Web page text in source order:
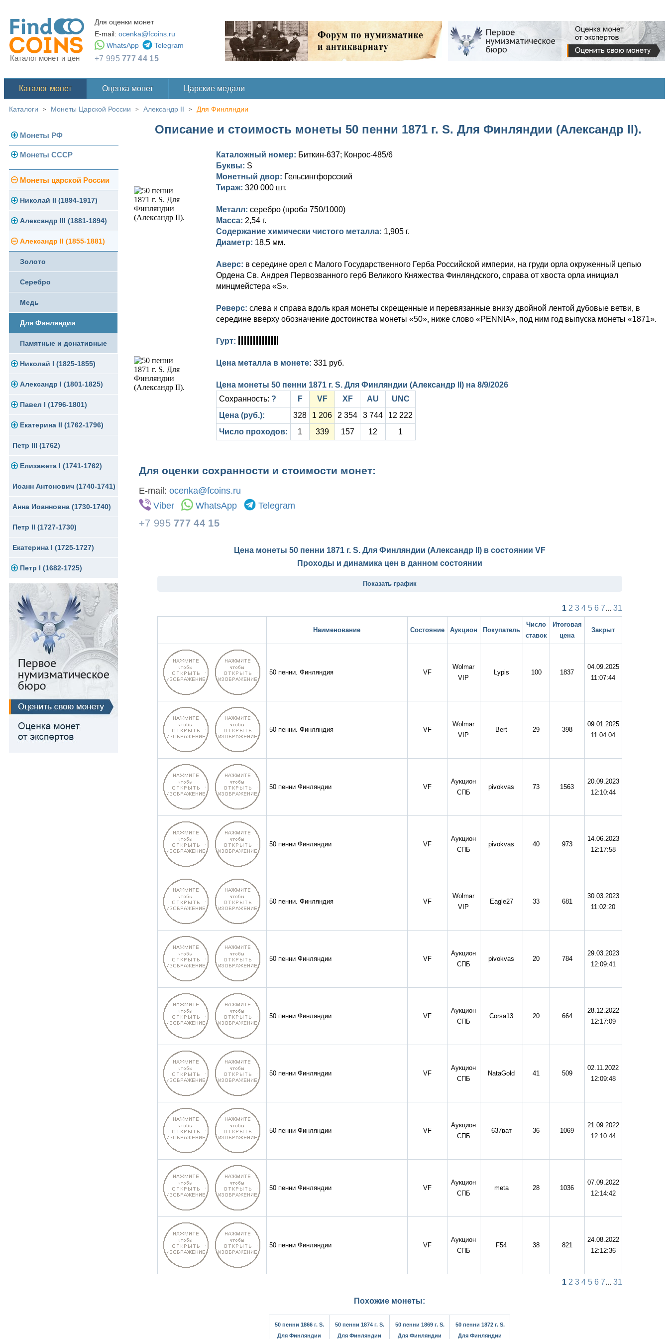
Каталог монет и цен
Для оценки монет
E-mail: ocenka@fcoins.ru
WhatsApp
Telegram
+7 995777 44 15
Каталог монет Оценка монет Царские медали
Каталоги > Монеты Царской России > Александр II > Для Финляндии
Монеты РФ
Современная Россия
Монеты 1991-1993 гг.
Памятные и юбилейные
Монеты СССР
Погодовка СССР
Монеты 1958 года
Золотые червонцы
Памятные и юбилейные
Монеты царской России
Николай II (1894-1917)
Золото
Серебро
Медь
Германская оккупация
Для Финляндии
Памятные и донативные
Александр III (1881-1894)
Золото
Серебро
Медь
Для Финляндии
Памятные и донативные
Александр II (1855-1881)
Золото
Серебро
Медь
Для Финляндии
Памятные и донативные
Николай I (1825-1855)
Платина, золото
Серебро
Медь
Для Грузии
Русско-Польские
Для Польши
Памятные и донативные
Александр I (1801-1825)
Золото
Серебро
Медь
Для Грузии
Для Польши
Павел I (1796-1801)
Золото
Серебро
Медь
Екатерина II (1762-1796)
Золото
Серебро
Медь
Сибирские монеты
Для Молдавии и Валахии
Таврические монеты
Петр III (1762)
Елизавета I (1741-1762)
Золото
Серебро
Медь
Для Пруссии
Ливонезы
Альбертусталер
Иоанн Антонович (1740-1741)
Анна Иоанновна (1730-1740)
Петр II (1727-1730)
Екатерина I (1725-1727)
Петр I (1682-1725)
Золото
Серебро
Медь
Для Речи Посполитой
Описание и стоимость монеты 50 пенни 1871 г. S. Для Финляндии (Александр II).
Каталожный номер: Биткин-637; Конрос-485/6
Буквы: S
Монетный двор: Гельсингфорсский
Тираж: 320 000 шт.
Металл: серебро (проба 750/1000)
Масса: 2,54 г.
Содержание химически чистого металла: 1,905 г.
Диаметр: 18,5 мм.
Аверс: в середине орел с Малого Государственного Герба Российской империи, на груди орла окруженный цепью
Ордена Св. Андрея Первозванного герб Великого Княжества Финляндского, справа от хвоста орла инициал
минцмейстера «S».
Реверс: слева и справа вдоль края монеты скрещенные и перевязанные внизу двойной лентой дубовые ветви, в
середине вверху обозначение достоинства монеты «50», ниже слово «PENNIA», под ним год выпуска монеты «1871».
Гурт:
Цена металла в монете: 331 руб.
Цена монеты 50 пенни 1871 г. S. Для Финляндии (Александр II) на 8/9/2026
Сохранность: ? F VF XF AU
UNC
Цена (руб.):
328 1 206 2 354 3 744
12 222
Число проходов:
1 339 157 12 1
Для оценки сохранности и стоимости монет:
E-mail: ocenka@fcoins.ru
Viber
WhatsApp Telegram
+7 995 777 44 15
Цена монеты 50 пенни 1871 г. S. Для Финляндии (Александр II) в состоянии VF
Проходы и динамика цен в данном состоянии
Показать график
1 2 3 4 5 6 7... 31
Наименование Состояние Аукцион Покупатель
Число
ставок
Итоговая
цена
Закрыт
50 пенни. Финляндия VF
Wolmar
VIP
Lypis 100 1837
04.09.2025
11:07:44
50 пенни. Финляндия VF
Wolmar
VIP
Bert 29 398
09.01.2025
11:04:04
50 пенни Финляндии VF
Аукцион
СПБ
pivokvas 73 1563
20.09.2023
12:10:44
50 пенни Финляндии VF
Аукцион
СПБ
pivokvas 40 973
14.06.2023
12:17:58
50 пенни. Финляндия VF
Wolmar
VIP
Eagle27 33 681
30.03.2023
11:02:20
50 пенни Финляндии VF
Аукцион
СПБ
pivokvas 20 784
29.03.2023
12:09:41
50 пенни Финляндии VF
Аукцион
СПБ
Corsa13 20 664
28.12.2022
12:17:09
50 пенни Финляндии VF
Аукцион
СПБ
NataGold 41 509
02.11.2022
12:09:48
50 пенни Финляндии VF
Аукцион
СПБ
637ват 36 1069
21.09.2022
12:10:44
50 пенни Финляндии VF
Аукцион
СПБ
meta 28 1036
07.09.2022
12:14:42
50 пенни Финляндии VF
Аукцион
СПБ
F54 38 821
24.08.2022
12:12:36
1 2 3 4 5 6 7... 31
Похожие монеты:
50 пенни 1866 г. S.
Для Финляндии
50 пенни 1874 г. S.
Для Финляндии
50 пенни 1869 г. S.
Для Финляндии
50 пенни 1872 г. S.
Для Финляндии